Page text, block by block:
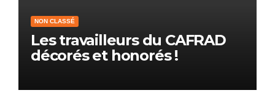
NON CLASSÉ
Les travailleurs du CAFRAD
décorés et honorés !